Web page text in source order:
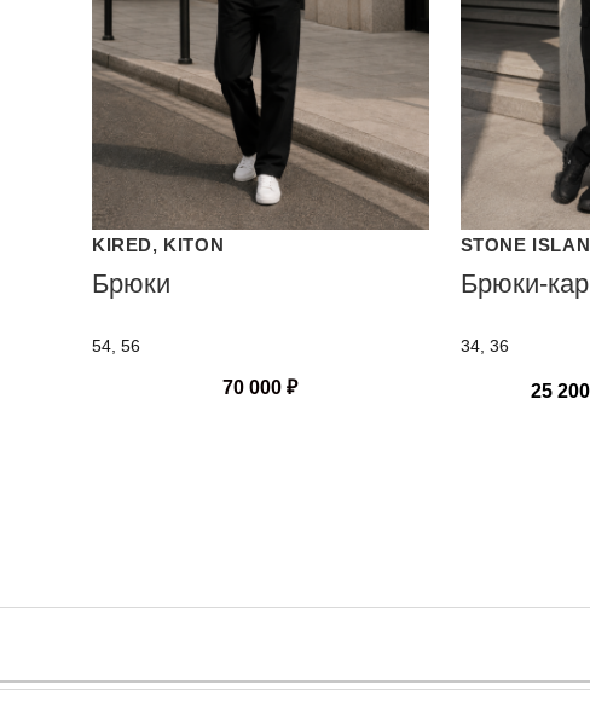
KIRED, KITON
Брюки
54, 56
70 000₽
STONE
Брюки-
34, 36
25 200